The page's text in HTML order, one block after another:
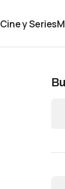
Cine y Series